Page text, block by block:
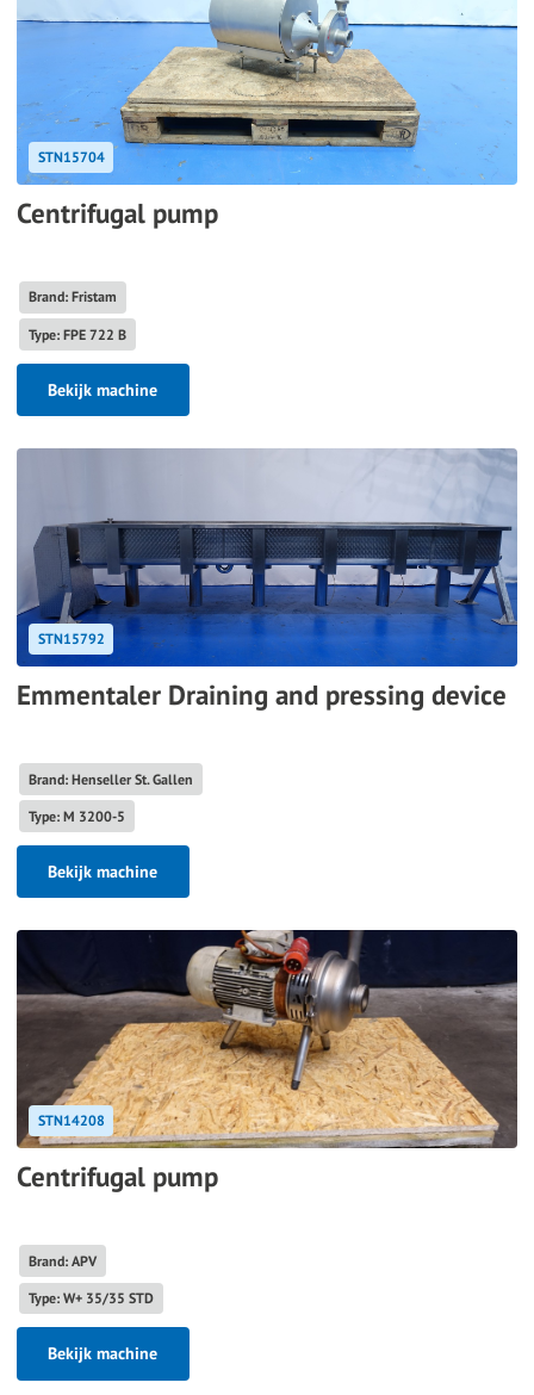
STN15704
Centrifugal pump
Brand: Fristam
Type: FPE 722 B
Bekijk machine
STN15792
Emmentaler Draining and pressing device
Brand: Henseller St. Gallen
Type: M 3200-5
Bekijk machine
STN14208
Centrifugal pump
Brand: APV
Type: W+ 35/35 STD
Bekijk machine